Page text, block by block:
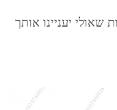
יעניינו אותך